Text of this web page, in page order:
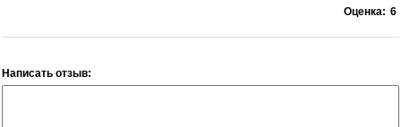
Оценка: 6
Написать отзыв: